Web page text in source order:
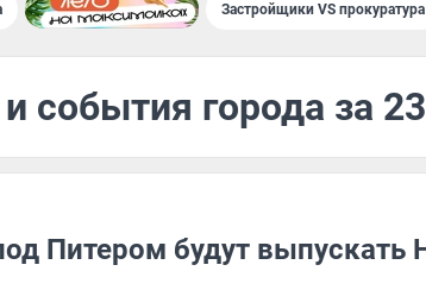
Застройщики VS прокуратура
события города за
Питером будут выпускать